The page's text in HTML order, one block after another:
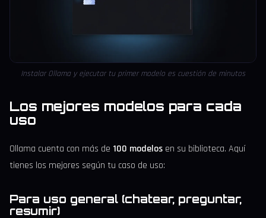
Instalar Ollama y ejecutar tu primer modelo es cuestión de minutos
Los mejores modelos para cada
uso
Ollama cuenta con más de 100 modelos en su biblioteca. Aquí
tienes los mejores según tu caso de uso:
Para uso general (chatear, preguntar,
resumir)